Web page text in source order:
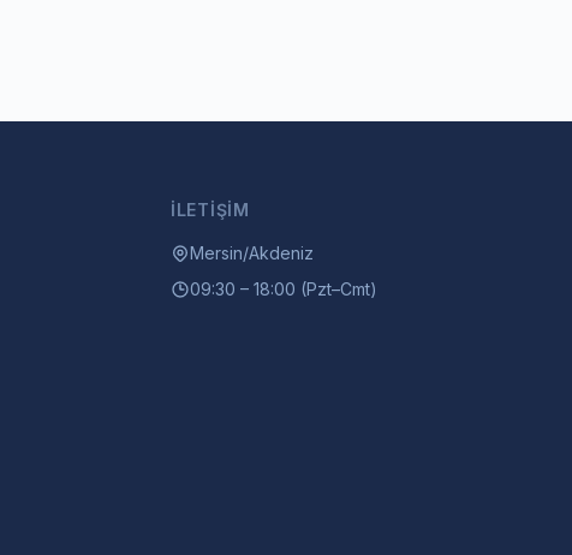
İLETIŞIM
Mersin/Akdeniz
09:30 – 18:00 (Pzt–Cmt)